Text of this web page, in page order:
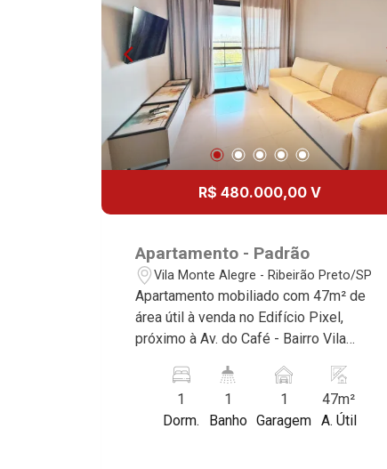
R$ 480.000,00 V
Apartamento - Padrão
Vila Monte Alegre - Ribeirão Preto/SP
Apartamento mobiliado com 47m² de
área útil à venda no Edifício Pixel,
próximo à Av. do Café - Bairro Vila
Conheça as características deste
imóvel que a Martinelli Imobiliária
selecionou para você: - 47m² de área
1
Dorm.
1
Banho
1
Garagem
47m²
A. Útil